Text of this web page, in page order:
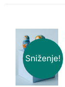
Sniženje!
DODAJ